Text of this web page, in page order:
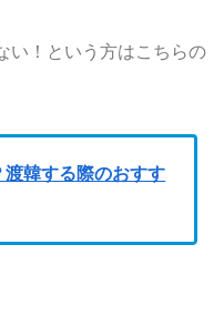
い！という方はこちらの
渡韓する際のおすす